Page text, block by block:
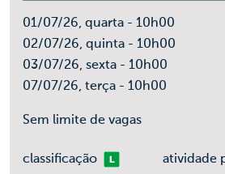
01/07/26, quarta - 10h00
02/07/26, quinta - 10h00
03/07/26, sexta - 10h00
07/07/26, terça - 10h00
Sem limite de vagas
classificaçãoLivre atividade